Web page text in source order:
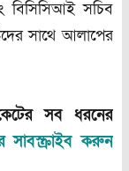
বিসিসিআই সচিব
সাথে আলাপের
সব ধরনের
সাবস্ক্রাইব করুন